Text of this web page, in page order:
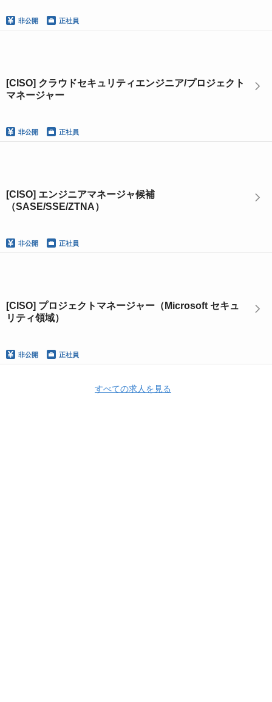
非公開 正社員
[CISO] クラウドセキュリティエンジニア/プロジェクト
マネージャー
非公開 正社員
[CISO] エンジニアマネージャ候補
（SASE/SSE/ZTNA）
非公開 正社員
[CISO] プロジェクトマネージャー（Microsoft セキュ
リティ領域）
非公開 正社員
すべての求人を見る